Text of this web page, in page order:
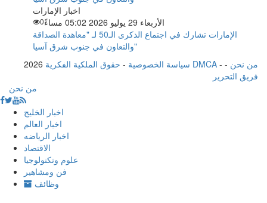
اخبار الإمارات
الأربعاء 29 يوليو 2026 05:02 مساءً
0
الإمارات تشارك في اجتماع الذكرى الـ50 لـ "معاهدة الصداقة
والتعاون في جنوب شرق آسيا"
2026
سياسة الخصوصية - حقوق الملكية الفكرية DMCA - من نحن -
فريق التحرير
من نحن
اخبار الخليج
اخبار العالم
اخبار الرياضه
الاقتصاد
علوم وتكنولوجيا
فن ومشاهير
وظائف